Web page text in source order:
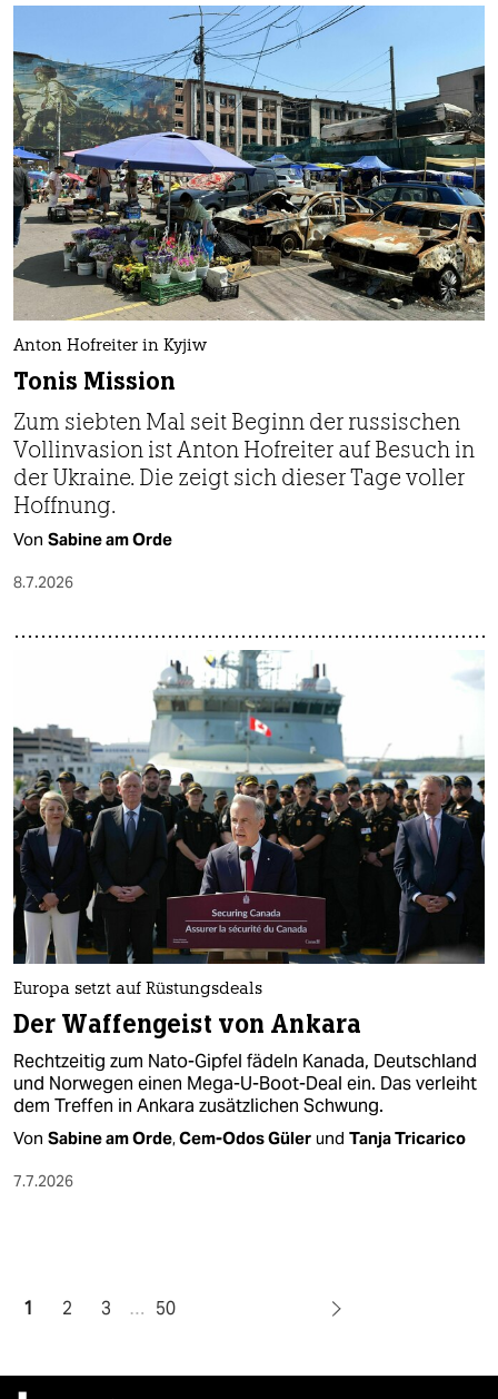
Anton Hofreiter in Kyjiw
Tonis Mission
Zum siebten Mal seit Beginn der russischen
Vollinvasion ist Anton Hofreiter auf Besuch in
der Ukraine. Die zeigt sich dieser Tage voller
Hoffnung.
Von Sabine am Orde
8.7.2026
Europa setzt auf Rüstungsdeals
Der Waffengeist von Ankara
Rechtzeitig zum Nato-Gipfel fädeln Kanada, Deutschland
und Norwegen einen Mega-U-Boot-Deal ein. Das verleiht
dem Treffen in Ankara zusätzlichen Schwung.
Von Sabine am Orde,Cem-Odos Güler und Tanja Tricarico
7.7.2026
1 2 3 … 50